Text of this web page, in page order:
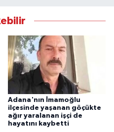
Adana'nın İmamoğlu
ilçesinde yaşanan göçükte
ağır yaralanan işçi de
hayatını kaybetti